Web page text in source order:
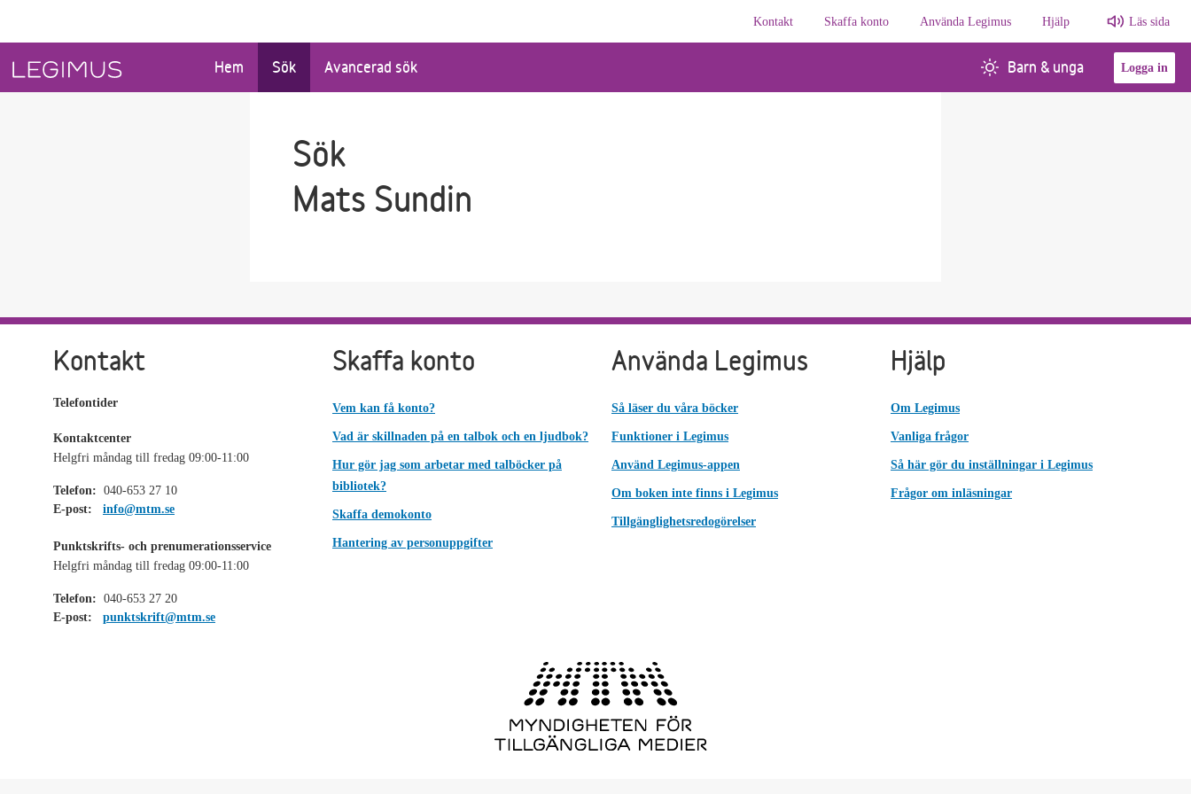
Kontakt
Skaffa konto Använda Legimus Hjälp Läs sida
Hem Sök Avancerad sök Barn & unga Logga in
Sök
Mats Sundin
Kontakt
Telefontider
Kontaktcenter
Helgfri måndag till fredag 09:00-11:00
Telefon: 040-653 27 10
E-post:
info@mtm.se
Punktskrifts- och prenumerationsservice
Helgfri måndag till fredag 09:00-11:00
Telefon: 040-653 27 20
E-post:
punktskrift@mtm.se
Skaffa konto
Vem kan få konto?
Vad är skillnaden på en talbok och en ljudbok?
Hur gör jag som arbetar med talböcker på
bibliotek?
Skaffa demokonto
Hantering av personuppgifter
Använda Legimus
Så läser du våra böcker
Funktioner i Legimus
Använd Legimus-appen
Om boken inte finns i Legimus
Tillgänglighetsredogörelser
Hjälp
Om Legimus
Vanliga frågor
Så här gör du inställningar i Legimus
Frågor om inläsningar